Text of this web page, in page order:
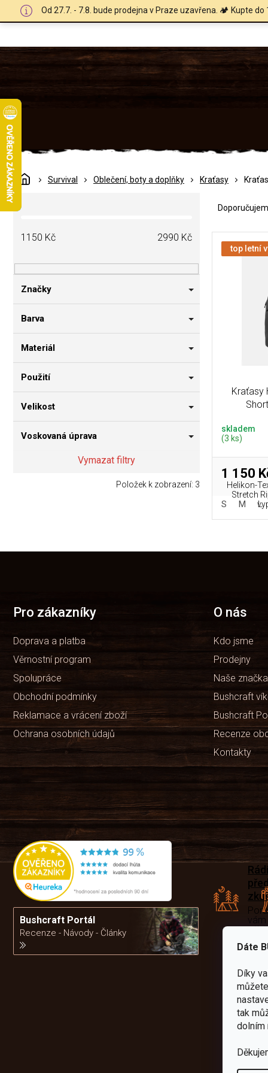
Dáte
Díky
tak
dolním
Od 27.7. - 7.8. bude prodejna v Praze uzavřena. 🏕️ Kupte
DomůSurvival Oblečení, boty a doplňky Kraťasy
P
o
a
n
í
a
1150 Kč 2990 Kč
Značky
Barva
Materiál
Použití
Velikost
Voskovaná úprava
Vymazat filtry
Položek k zobrazení: 3
e
top letní
Kraťasy
skladem
(3 ks)
1 150
Helikon-
Stretch
S M L
Pro zákazníky
Doprava a platba
Věrnostní program
Spolupráce
Obchodní podmínky
Reklamace a vrácení zboží
Ochrana osobních údajů
O nás
Kdo jsme
Prodejny
Naše
Bushcraft
Bushcraft
Recenze
Kontakty
Bushcraft Portál
Recenze - Návody - Články
Rádi
vám